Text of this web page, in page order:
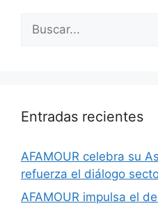
Entradas recientes
AFAMOUR celebra su
refuerza el diálogo
AFAMOUR impulsa el